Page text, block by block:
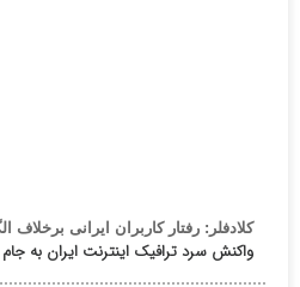
کلادفلر: رفتار کاربران ایرانی برخلاف
واکنش سرد ترافیک اینترنت ایران به جام